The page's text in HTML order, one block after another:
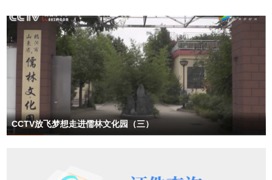
CCTV放飞梦想走进儒林文化园（三）
编：455000 邮箱：kjxxb2008@126.com 地址：河南省安阳市恒大绿
洲5-1-101